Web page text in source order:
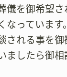
儀を御希望
なっていま
される事を
したら御相